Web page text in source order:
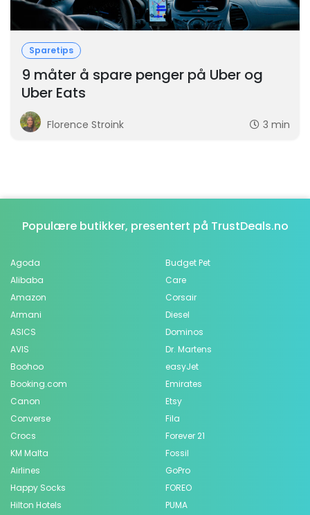
Sparetips
9 måter å spare penger på Uber og
Uber Eats
Florence Stroink 3 min
Populære butikker, presentert på TrustDeals.no
Agoda
Alibaba
Amazon
Armani
ASICS
AVIS
Boohoo
Booking.com
Canon
Converse
Crocs
KM Malta
Airlines
Budget Pet
Care
Corsair
Diesel
Dominos
Dr. Martens
easyJet
Emirates
Etsy
Fila
Forever 21
Fossil
GoPro
Happy Socks
Hilton Hotels
FOREO
PUMA